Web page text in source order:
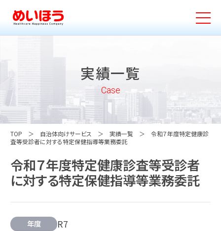
実績一覧
Case
TOP 自治体向けサービス 実績一覧
令和７年度特定健康診
査等受診者に対する特定保健指導等業務委託
令和７年度特定健康診査等受診者
に対する特定保健指導等業務委託
年度 R7